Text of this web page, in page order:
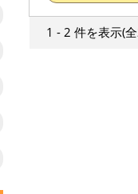
1 - 2 件を表示(